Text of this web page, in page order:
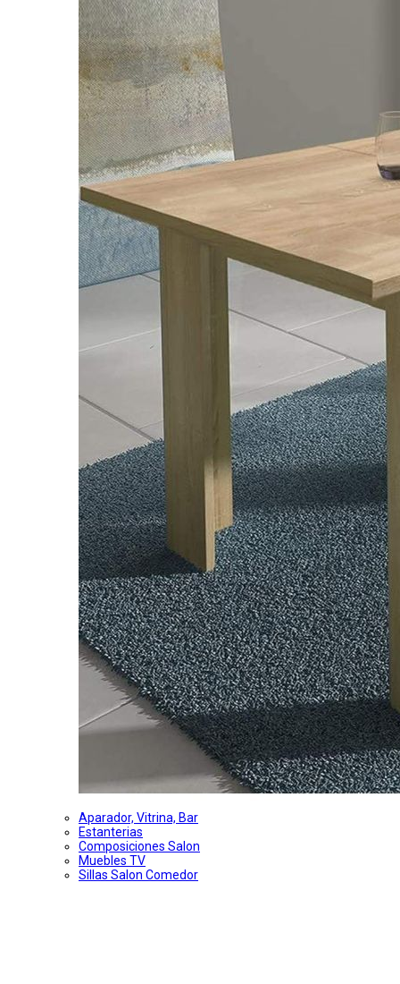
Aparador, Vitrina, Bar
Estanterias
Composiciones Salon
Muebles TV
Sillas Salon Comedor